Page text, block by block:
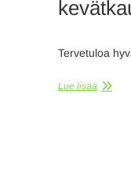
Tervetuloa
Lue lisää